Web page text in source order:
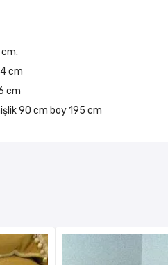
cm
cm
90 cm boy 195 cm